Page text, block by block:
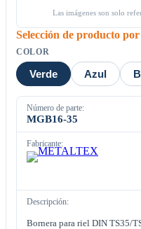
Las imágenes son solo
Selección de producto
COLOR
Verde Azul
Número de parte:
MGB16-35
Fabricante:
Descripción:
Bornera para riel DIN TS35/